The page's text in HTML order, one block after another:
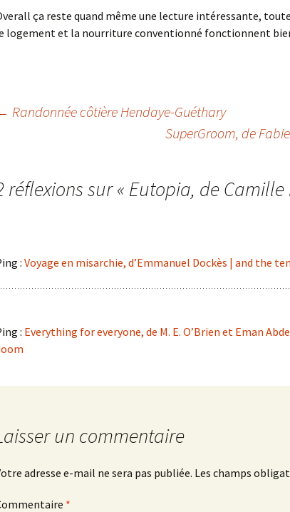
ça reste quand même une lecture intéressante,
logement et la nourriture conventionné fonctionnent
Randonnée côtière Hendaye-Guéthary
SuperGroom, de
réflexions sur « Eutopia, de
: Voyage en misarchie, d’Emmanuel Dockès | and the
: Everything for everyone, de M. E. O’Brien et Eman
un commentaire
adresse e-mail ne sera pas publiée. Les champs
*